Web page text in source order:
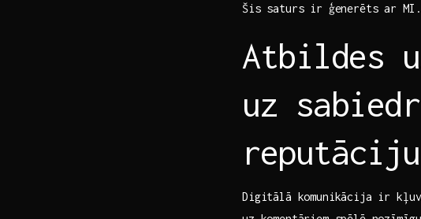
Šis saturs ir ģenerēts ar MI.
Atbildes
uz‍
reputāciju
Digitālā komunikācija ir